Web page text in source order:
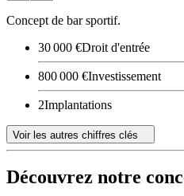
Concept de bar sportif.
30 000 €Droit d'entrée
800 000 €Investissement
2Implantations
Voir les autres chiffres clés
Découvrez notre